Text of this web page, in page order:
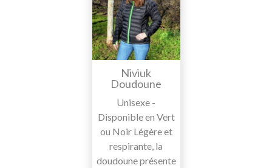
Niviuk
Doudoune
Unisexe -
Disponible en Vert
ou Noir Légère et
respirante, la
doudoune présente